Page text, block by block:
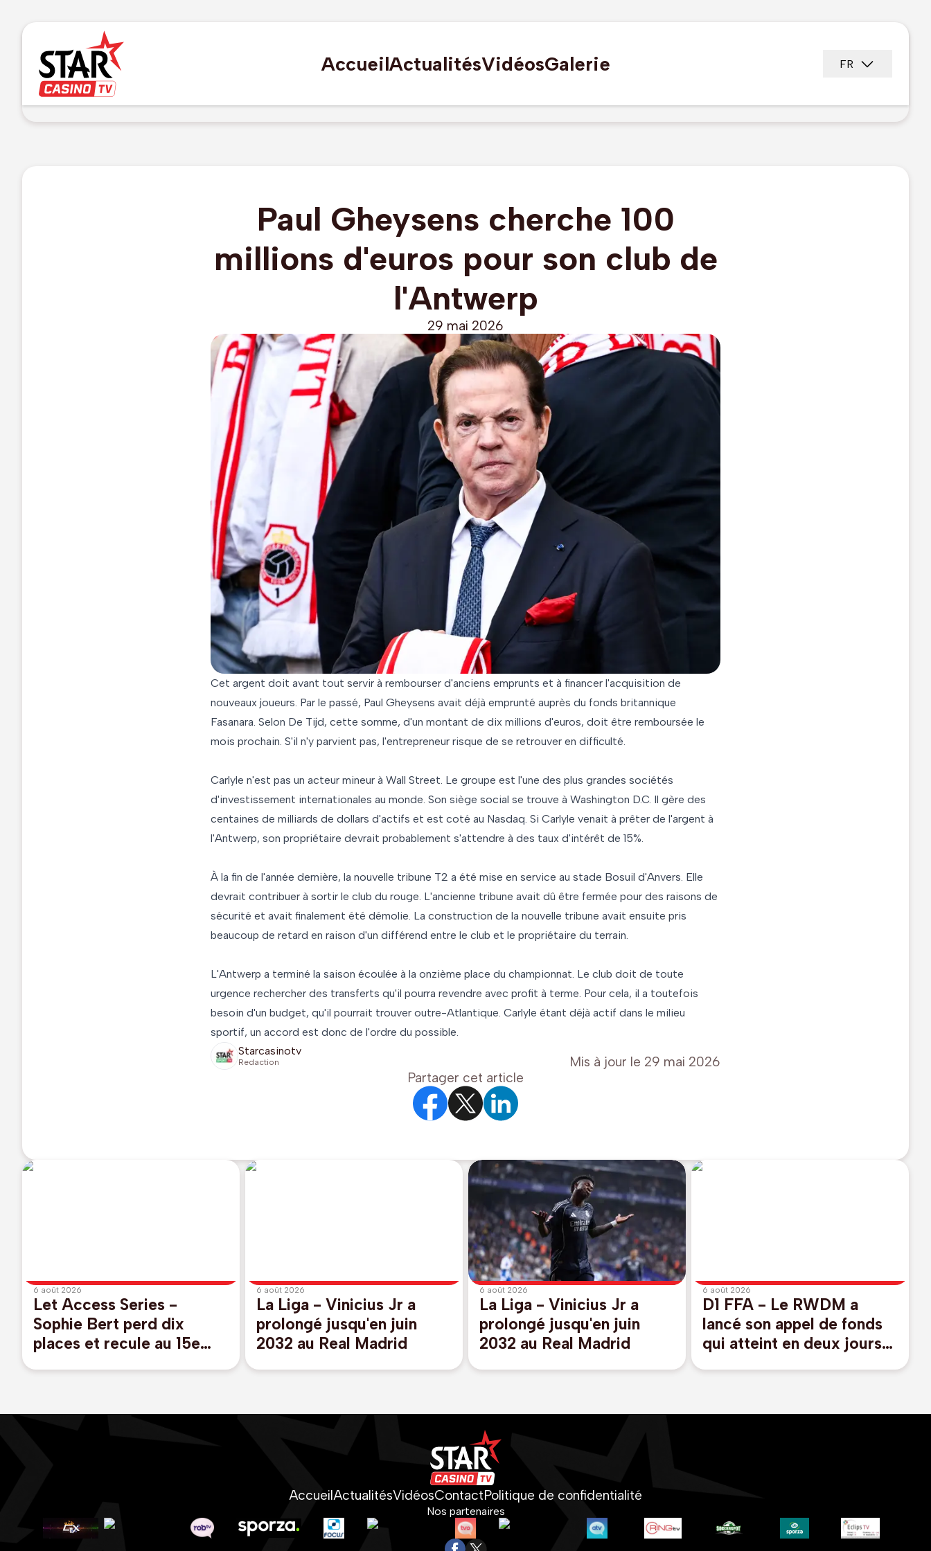
AccueilActualitésVidéosGalerie FR
Paul Gheysens cherche 100
millions d'euros pour son club de
l'Antwerp
29 mai 2026
Cet argent doit avant tout servir à rembourser d'anciens emprunts et à financer l'acquisition de
nouveaux joueurs. Par le passé, Paul Gheysens avait déjà emprunté auprès du fonds britannique
Fasanara. Selon De Tijd, cette somme, d'un montant de dix millions d'euros, doit être remboursée le
mois prochain. S'il n'y parvient pas, l'entrepreneur risque de se retrouver en difficulté.
Carlyle n'est pas un acteur mineur à Wall Street. Le groupe est l'une des plus grandes sociétés
d'investissement internationales au monde. Son siège social se trouve à Washington D.C. Il gère des
centaines de milliards de dollars d'actifs et est coté au Nasdaq. Si Carlyle venait à prêter de l'argent à
l'Antwerp, son propriétaire devrait probablement s'attendre à des taux d'intérêt de 15%.
À la fin de l'année dernière, la nouvelle tribune T2 a été mise en service au stade Bosuil d'Anvers. Elle
devrait contribuer à sortir le club du rouge. L'ancienne tribune avait dû être fermée pour des raisons de
sécurité et avait finalement été démolie. La construction de la nouvelle tribune avait ensuite pris
beaucoup de retard en raison d'un différend entre le club et le propriétaire du terrain.
L'Antwerp a terminé la saison écoulée à la onzième place du championnat. Le club doit de toute
urgence rechercher des transferts qu'il pourra revendre avec profit à terme. Pour cela, il a toutefois
besoin d'un budget, qu'il pourrait trouver outre-Atlantique. Carlyle étant déjà actif dans le milieu
sportif, un accord est donc de l'ordre du possible.
Starcasinotv
Redaction Mis à jour le 29 mai 2026
Partager cet article
6 août 2026
Let Access Series -
Sophie Bert perd dix
places et recule au 15e
6 août 2026
La Liga - Vinicius Jr a
prolongé jusqu'en juin
2032 au Real Madrid
6 août 2026
La Liga - Vinicius Jr a
prolongé jusqu'en juin
2032 au Real Madrid
6 août 2026
D1 FFA - Le RWDM a
lancé son appel de fonds
qui atteint en deux jours
AccueilActualitésVidéosContactPolitique de confidentialité
Nos partenaires